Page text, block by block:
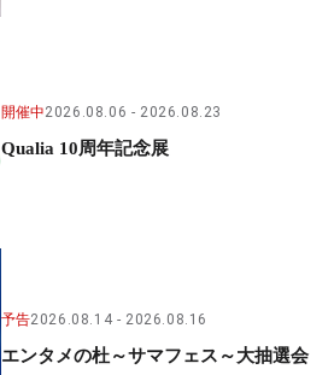
開催中2026.08.06 2026.08.23
Qualia 10周年記念展
予告2026.08.14 2026.08.16
エンタメの杜～サマフェス～大抽選会